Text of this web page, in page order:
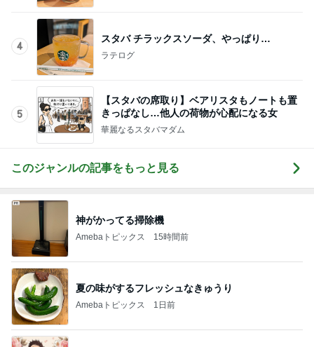
4
スタバ チラックスソーダ、やっぱり…
ラテログ
5
【スタバの席取り】ベアリスタもノートも置
きっぱなし…他人の荷物が心配になる女
華麗なるスタバマダム
このジャンルの記事をもっと見る
神がかってる掃除機
Amebaトピックス 15時間前
夏の味がするフレッシュなきゅうり
Amebaトピックス 1日前